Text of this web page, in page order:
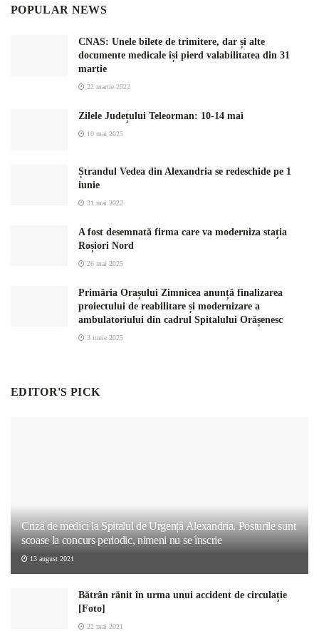
POPULAR NEWS
CNAS: Unele bilete de trimitere, dar și alte
documente medicale își pierd valabilitatea din 31
martie
22 martie 2022
Zilele Județului Teleorman: 10-14 mai
10 mai 2025
Ștrandul Vedea din Alexandria se redeschide pe 1
iunie
31 mai 2022
A fost desemnată firma care va moderniza stația
Roșiori Nord
26 mai 2025
Primăria Orașului Zimnicea anunță finalizarea
proiectului de reabilitare și modernizare a
ambulatoriului din cadrul Spitalului Orășenesc
3 iunie 2025
EDITOR'S PICK
Criză de medici la Spitalul de Urgență Alexandria. Posturile sunt
scoase la concurs periodic, nimeni nu se înscrie
13 august 2021
Bătrân rănit în urma unui accident de circulație
[Foto]
22 mai 2021